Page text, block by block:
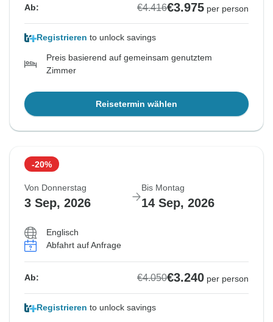
Ab: €4.416€3.975 per person
Registrieren to unlock savings
Preis basierend auf gemeinsam genutztem
Zimmer
Reisetermin wählen
-20%
Von Donnerstag
3 Sep, 2026
Bis Montag
14 Sep, 2026
Englisch
Abfahrt auf Anfrage
Ab: €4.050€3.240 per person
Registrieren to unlock savings